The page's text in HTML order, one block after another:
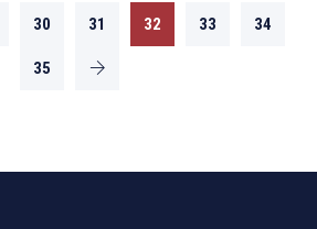
30 31 32 33 34
35